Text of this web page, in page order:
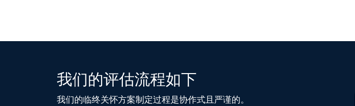
我们的评估流程如下
我们的临终关怀方案制定过程是协作式且严谨的。